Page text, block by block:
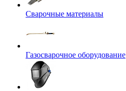
Сварочные материалы
Газосварочное оборудование